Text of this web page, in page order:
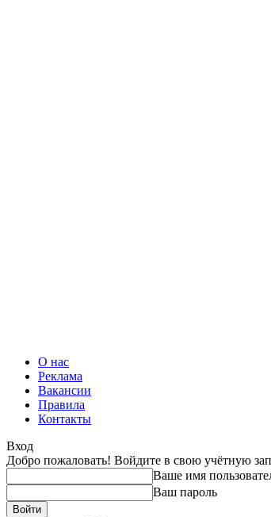
О нас
Реклама
Вакансии
Правила
Контакты
Вход
Добро пожаловать! Войдите в свою учётную
Ваше имя
Ваш пароль